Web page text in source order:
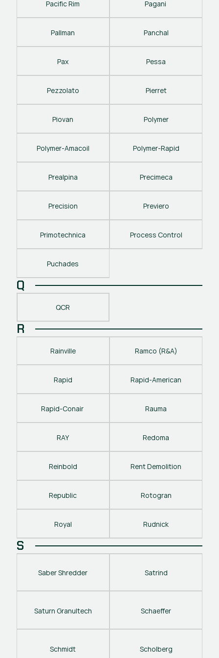
Pacific Rim Pagani
Pallman Panchal
Pax Pessa
Pezzolato Pierret
Piovan Polymer
Polymer-Amacoil Polymer-Rapid
Prealpina Precimeca
Precision Previero
Primotechnica Process Control
Puchades
Q
QCR
R
Rainville Ramco (R&A)
Rapid Rapid-American
Rapid-Conair Rauma
RAY Redoma
Reinbold Rent Demolition
Republic Rotogran
Royal Rudnick
S
Saber Shredder Satrind
Saturn Granultech Schaeffer
Schmidt Scholberg